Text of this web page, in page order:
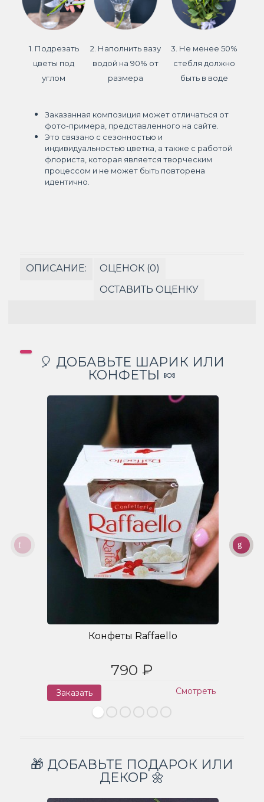
1. Подрезать
цветы под
углом
2. Наполнить вазу
водой на 90% от
размера
3. Не менее 50%
стебля должно
быть в воде
Заказанная композиция может отличаться от
фото-примера, представленного на сайте.
Это связано с сезонностью и
индивидуальностью цветка, а также с работой
флориста, которая является творческим
процессом и не может быть повторена
идентично.
ОПИСАНИЕ:
ОЦЕНОК (0)
ОСТАВИТЬ ОЦЕНКУ
🎈 ДОБАВЬТЕ ШАРИК ИЛИ
КОНФЕТЫ 🍬
Конфеты Raffaello
790 ₽
Заказать Смотреть
🎁 ДОБАВЬТЕ ПОДАРОК ИЛИ
ДЕКОР 🌼